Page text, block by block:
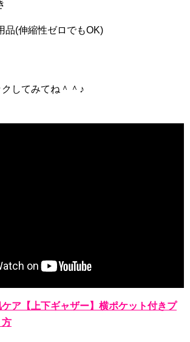
品(伸縮性ゼロでもOK)
してみてね＾＾♪
ア【上下ギャザー】横ポケット付きプ
方